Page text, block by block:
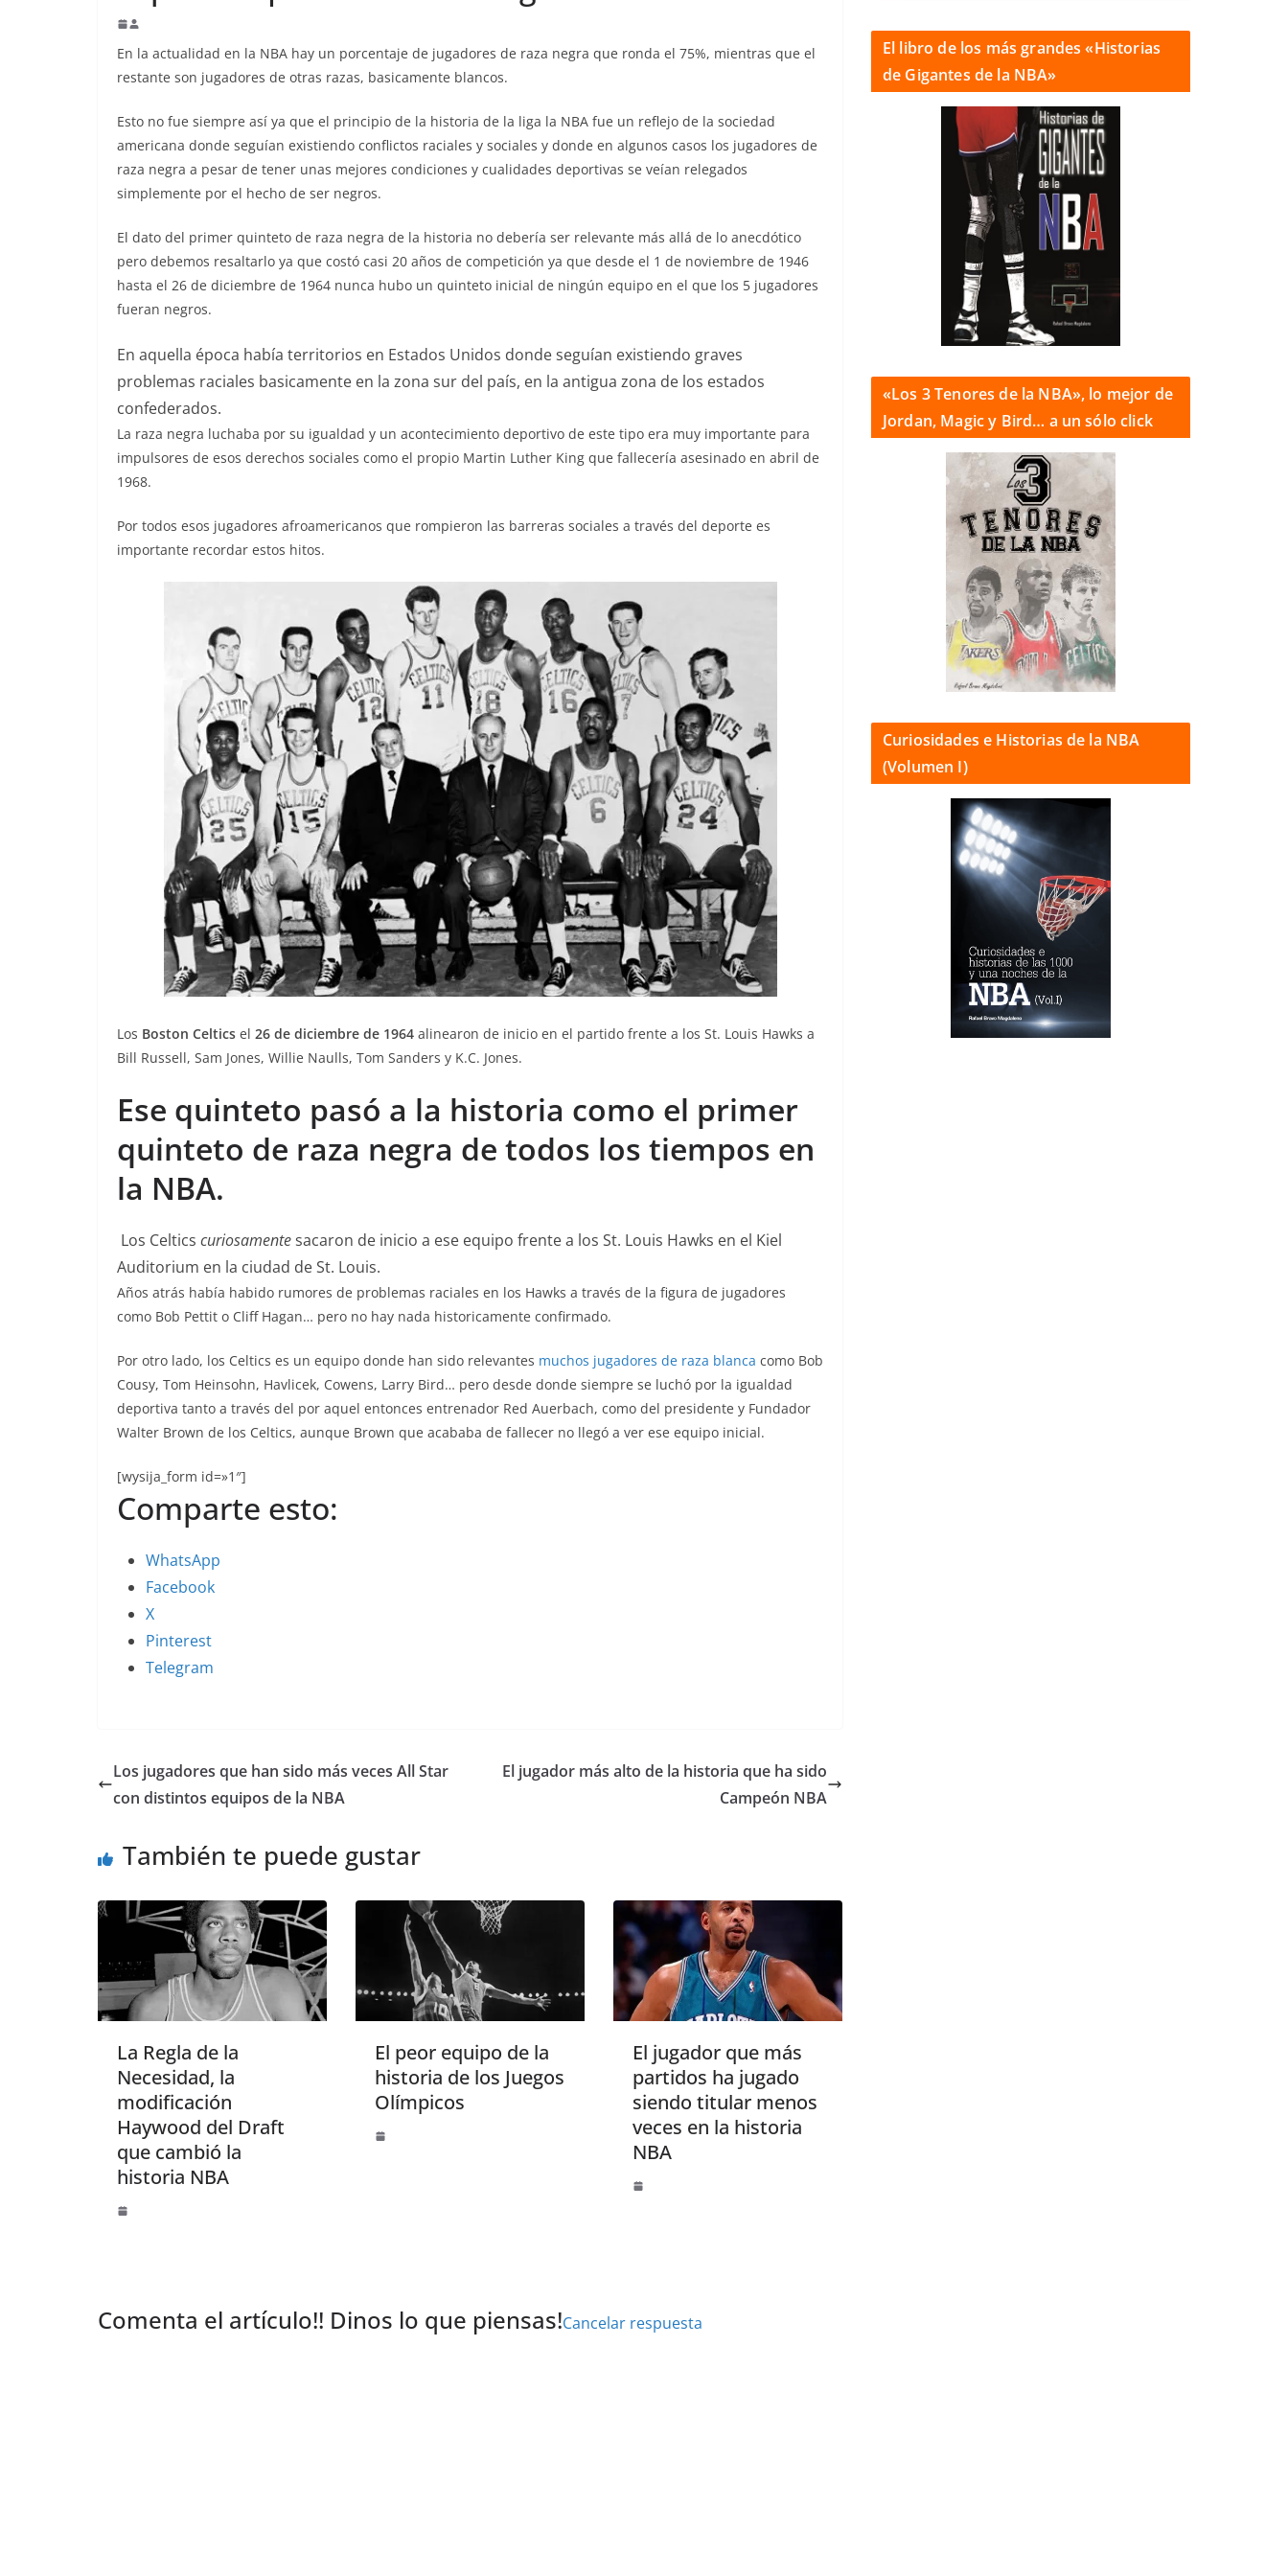
En la actualidad en la NBA hay un porcentaje de jugadores de raza negra que ronda el 75%, mientras que el
restante son jugadores de otras razas, basicamente blancos.
Esto no fue siempre así ya que el principio de la historia de la liga la NBA fue un reflejo de la sociedad
americana donde seguían existiendo conflictos raciales y sociales y donde en algunos casos los jugadores de
raza negra a pesar de tener unas mejores condiciones y cualidades deportivas se veían relegados
simplemente por el hecho de ser negros.
El dato del primer quinteto de raza negra de la historia no debería ser relevante más allá de lo anecdótico
pero debemos resaltarlo ya que costó casi 20 años de competición ya que desde el 1 de noviembre de 1946
hasta el 26 de diciembre de 1964 nunca hubo un quinteto inicial de ningún equipo en el que los 5 jugadores
fueran negros.
En aquella época había territorios en Estados Unidos donde seguían existiendo graves
problemas raciales basicamente en la zona sur del país, en la antigua zona de los estados
confederados.
La raza negra luchaba por su igualdad y un acontecimiento deportivo de este tipo era muy importante para
impulsores de esos derechos sociales como el propio Martin Luther King que fallecería asesinado en abril de
1968.
Por todos esos jugadores afroamericanos que rompieron las barreras sociales a través del deporte es
importante recordar estos hitos.
Los Boston Celtics el 26 de diciembre de 1964 alinearon de inicio en el partido frente a los St. Louis Hawks a
Bill Russell, Sam Jones, Willie Naulls, Tom Sanders y K.C. Jones.
Ese quinteto pasó a la historia como el primer
quinteto de raza negra de todos los tiempos en
la NBA.
Los Celtics curiosamentesacaron de inicio a ese equipo frente a los St. Louis Hawks en el Kiel
Auditorium en la ciudad de St. Louis.
Años atrás había habido rumores de problemas raciales en los Hawks a través de la figura de jugadores
como Bob Pettit o Cliff Hagan… pero no hay nada historicamente confirmado.
Por otro lado, los Celtics es un equipo donde han sido relevantes muchos jugadores de raza blanca como Bob
Cousy, Tom Heinsohn, Havlicek, Cowens, Larry Bird… pero desde donde siempre se luchó por la igualdad
deportiva tanto a través del por aquel entonces entrenador Red Auerbach, como del presidente y Fundador
Walter Brown de los Celtics, aunque Brown que acababa de fallecer no llegó a ver ese equipo inicial.
[wysija_form id=»1″]
Comparte esto:
WhatsApp
Facebook
X
Pinterest
Telegram
Los jugadores que han sido más veces All Star
con distintos equipos de la NBA
El jugador más alto de la historia que ha sido
Campeón NBA
También te puede gustar
La Regla de la
Necesidad, la
modificación
Haywood del Draft
que cambió la
historia NBA
El peor equipo de la
historia de los Juegos
Olímpicos
El jugador que más
partidos ha jugado
siendo titular menos
veces en la historia
NBA
Comenta el artículo!! Dinos lo que piensas!Cancelar respuesta
El libro de los más grandes «Historias
de Gigantes de la NBA»
«Los 3 Tenores de la NBA», lo mejor de
Jordan, Magic y Bird… a un sólo click
Curiosidades e Historias de la NBA
(Volumen I)